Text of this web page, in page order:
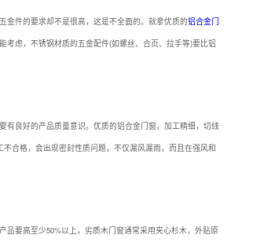
金件的要求却不是很高，这是不全面的。就拿优质的铝合金门
虑，不锈钢材质的五金配件(如螺丝、合页、拉手等)要比铝
有良好的产品质量意识。优质的铝合金门窗，加工精细，切线
合格，会出现密封性质问题，不仅漏风漏雨，而且在强风和
要高至少50%以上，劣质木门窗通常采用夹心杉木，外贴原